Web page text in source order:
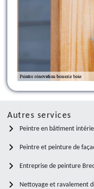
Autres services
Peintre en bâtiment
Peintre et peinture de
Entreprise de peinture
Nettoyage et ravalement